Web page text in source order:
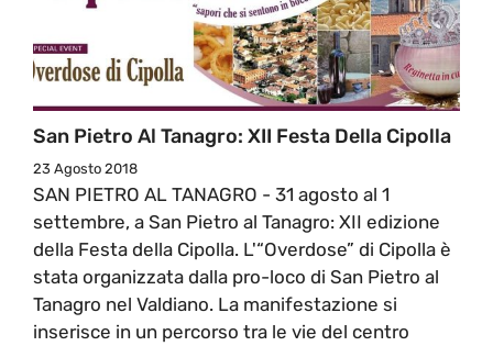
San Pietro Al Tanagro: XII Festa Della Cipolla
23 Agosto 2018
SAN PIETRO AL TANAGRO - 31 agosto al 1
settembre, a San Pietro al Tanagro: XII edizione
della Festa della Cipolla. L'“Overdose” di Cipolla è
stata organizzata dalla pro-loco di San Pietro al
Tanagro nel Valdiano. La manifestazione si
inserisce in un percorso tra le vie del centro